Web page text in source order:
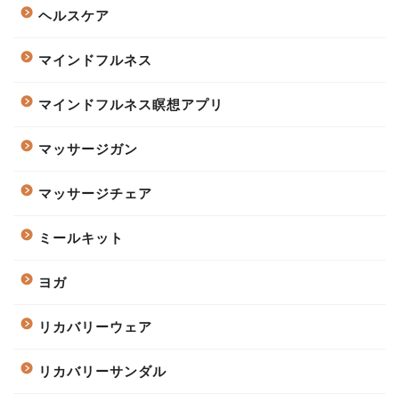
ヘルスケア
マインドフルネス
マインドフルネス瞑想アプリ
マッサージガン
マッサージチェア
ミールキット
ヨガ
リカバリーウェア
リカバリーサンダル